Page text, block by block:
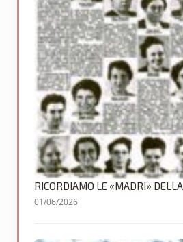
RICORDIAMO LE «MADRI»
01/06/2026